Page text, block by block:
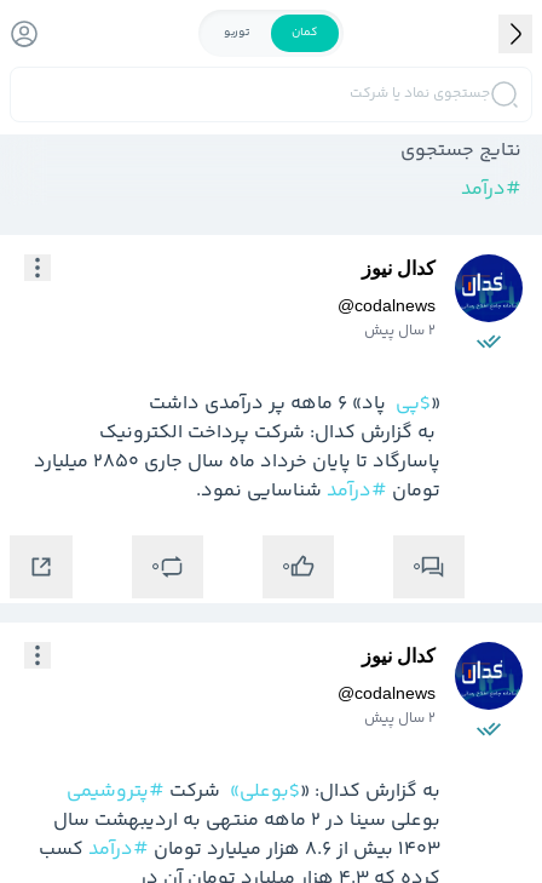
کمان توربو
جستجوی نماد یا شرکت
نتایج جستجوی
#درآمد
کدال نیوز
@codalnews
2 سال پیش
«$پی
تومان #درآمد شناسایی نمود.
0
0
0
کدال نیوز
@codalnews
2 سال پیش
به گزارش کدال: «$بوعلی» شرکت #پتروشیمی
۱۴۰۳ بیش از ۸.۶ هزار میلیارد تومان
#درآمد